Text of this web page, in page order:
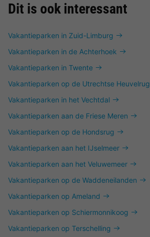
Dit is ook interessant
Vakantieparken in Zuid-Limburg
Vakantieparken in de Achterhoek
Vakantieparken in Twente
Vakantieparken op de Utrechtse Heuvelrug
Vakantieparken in het Vechtdal
Vakantieparken aan de Friese Meren
Vakantieparken op de Hondsrug
Vakantieparken aan het IJselmeer
Vakantieparken aan het Veluwemeer
Vakantieparken op de Waddeneilanden
Vakantieparken op Ameland
Vakantieparken op Schiermonnikoog
Vakantieparken op Terschelling